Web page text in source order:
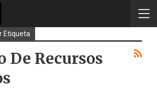
Etiqueta
De Recursos